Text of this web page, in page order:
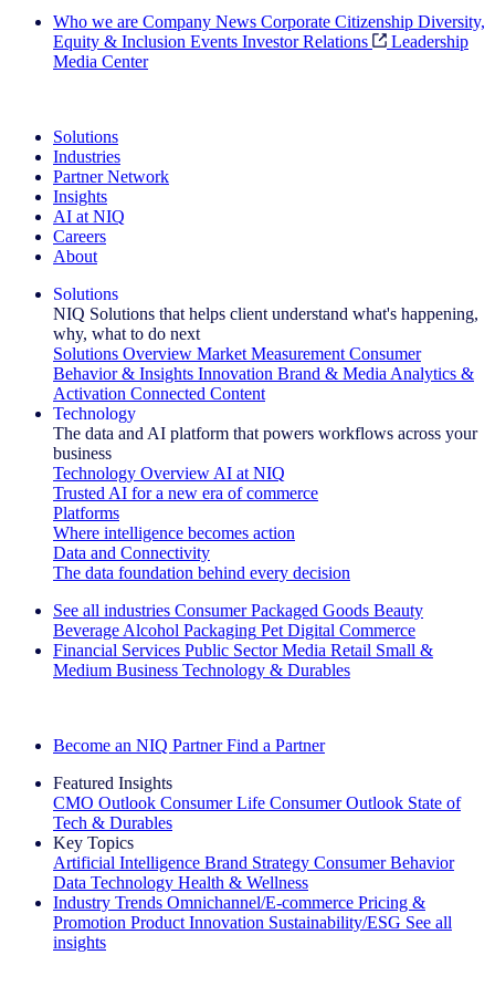
Who we are Company News Corporate Citizenship Diversity,
Equity & Inclusion Events Investor Relations
Leadership
Media Center
Solutions
Industries
Partner Network
Insights
AI at NIQ
Careers
About
Solutions
NIQ Solutions that helps client understand what's happening,
why, what to do next
Solutions Overview Market Measurement Consumer
Behavior & Insights Innovation Brand & Media Analytics &
Activation Connected Content
Technology
The data and AI platform that powers workflows across your
business
Technology Overview AI at NIQ
Trusted AI for a new era of commerce
Platforms
Where intelligence becomes action
Data and Connectivity
The data foundation behind every decision
See all industries Consumer Packaged Goods Beauty
Beverage Alcohol Packaging Pet Digital Commerce
Financial Services Public Sector Media Retail Small &
Medium Business Technology & Durables
Become an NIQ Partner Find a Partner
Featured Insights
CMO Outlook Consumer Life Consumer Outlook State of
Tech & Durables
Key Topics
Artificial Intelligence Brand Strategy Consumer Behavior
Data Technology Health & Wellness
Industry Trends Omnichannel/E-commerce Pricing &
Promotion Product Innovation Sustainability/ESG See all
insights